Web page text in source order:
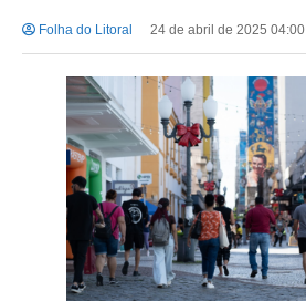
Folha do Litoral 24 de abril de 2025 04:00